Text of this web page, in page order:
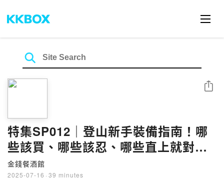
特集SP012｜登山新手裝備指南！哪
些該買、哪些該忍、哪些直上就對
了！準備的物資- ft. 哲茗，Nell
金錢餐酒館
2025-07-16 · 39 minutes
Share